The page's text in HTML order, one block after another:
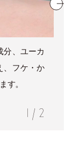
分、ユーカ
、フケ・か
す。
/ 2